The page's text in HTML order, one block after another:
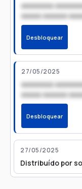
xxxxxxxx
xxxxx xxxxxx
Desbloquear
27/05/2025
xxxxxxxx
xxxxx xxxxxx
Desbloquear
27/05/2025
Distribuído por